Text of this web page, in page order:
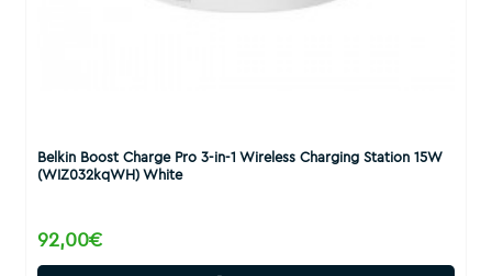
Belkin Boost Charge Pro 3-in-1 Wireless Charging Station 15W
(WIZ032kqWH) White
92,00€